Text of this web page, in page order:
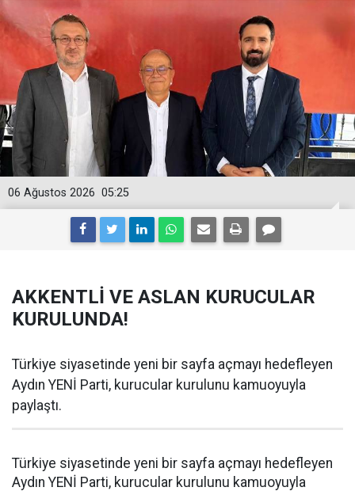
05:25
06 Ağustos 2026
AKKENTLİ VE ASLAN KURUCULAR
KURULUNDA!
Türkiye siyasetinde yeni bir sayfa açmayı hedefleyen
Aydın YENİ Parti, kurucular kurulunu kamuoyuyla
paylaştı.
Türkiye siyasetinde yeni bir sayfa açmayı hedefleyen
Aydın YENİ Parti, kurucular kurulunu kamuoyuyla